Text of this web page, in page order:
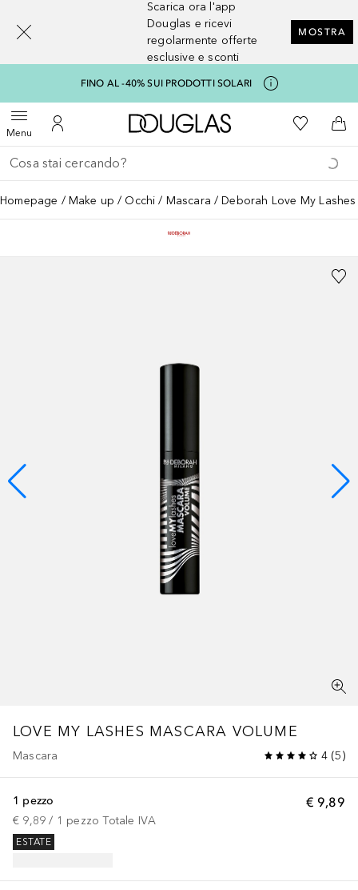
Scarica ora l'app
Douglas e ricevi
regolarmente offerte
esclusive e sconti
MOSTRA
FINO AL -40% SUI PRODOTTI SOLARI
MenuApri menuAl Mio Account
A Douglas HomeAlla Mia
Al
Torna indietro
Esegui ricerca
Homepage Make up Occhi Mascara Deborah Love My
LOVE MY LASHES MASCARA VOLUME
Mascara 4 (5)
€ 9,89
1 pezzo
€ 9,89 / 1 pezzo Totale IVA
ESTATE
[navigation.slideout.screenreader]